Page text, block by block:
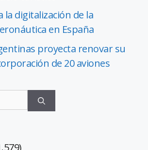
la digitalización de la
en España
proyecta renovar su
de 20 aviones